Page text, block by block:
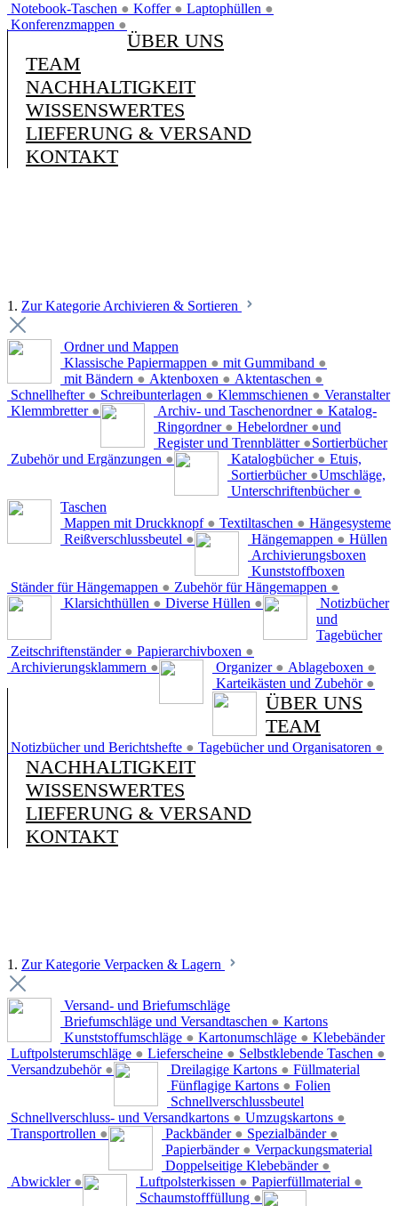
Notebook-Taschen ● Koffer ● Laptophüllen ●
Konferenzmappen ●
ÜBER UNS
TEAM
NACHHALTIGKEIT
WISSENSWERTES
LIEFERUNG & VERSAND
KONTAKT
1. Zur Kategorie Archivieren & Sortieren
Ordner und Mappen
Klassische Papiermappen ● mit Gummiband ●
mit Bändern ● Aktenboxen ● Aktentaschen ●
Schnellhefter ● Schreibunterlagen ● Klemmschienen ●
Klemmbretter ●
Veranstalter
Archiv- und Taschenordner ●
Ringordner ● Hebelordner ●
Register und Trennblätter ●
Zubehör und Ergänzungen ●
Katalog-
und
Sortierbücher
Katalogbücher ●
Sortierbücher ●
Unterschriftenbücher ●
Etuis,
Umschläge,
Taschen
Mappen mit Druckknopf ● Textiltaschen ●
Reißverschlussbeutel ●
Hängesysteme
Hängemappen ●
Ständer für Hängemappen ● Zubehör für Hängemappen ●
Hüllen
Klarsichthüllen ● Diverse Hüllen ●
Archivierungsboxen
Zeitschriftenständer ● Papierarchivboxen ●
Archivierungsklammern ●
Kunststoffboxen
Organizer ● Ablageboxen ●
Karteikästen und Zubehör ●
Notizbücher
und
Tagebücher
Notizbücher und Berichtshefte ● Tagebücher und Organisatoren ●
ÜBER UNS
TEAM
NACHHALTIGKEIT
WISSENSWERTES
LIEFERUNG & VERSAND
KONTAKT
1. Zur Kategorie Verpacken & Lagern
Versand- und Briefumschläge
Briefumschläge und Versandtaschen ●
Kunststoffumschläge ● Kartonumschläge ●
Luftpolsterumschläge ● Lieferscheine ● Selbstklebende Taschen ●
Versandzubehör ●
Kartons
Dreilagige Kartons ●
Fünflagige Kartons ●
Schnellverschluss- und Versandkartons ● Umzugskartons ●
Transportrollen ●
Klebebänder
Packbänder ● Spezialbänder ●
Papierbänder ●
Doppelseitige Klebebänder ●
Abwickler ●
Füllmaterial
Luftpolsterkissen ● Papierfüllmaterial ●
Schaumstofffüllung ●
Folien
Schnellverschlussbeutel
Verpackungsmaterial